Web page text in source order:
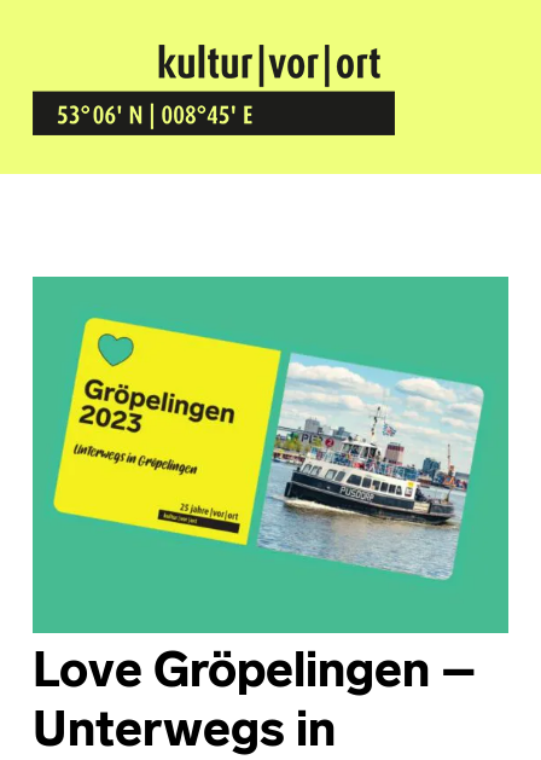
Kultur Vor Ort
BREMEN GRÖPELINGEN
Love Gröpelingen –
Unterwegs in